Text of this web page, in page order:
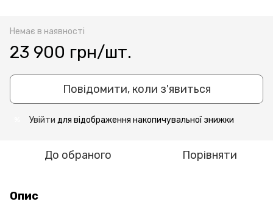
Немає в наявності
23 900 грн/шт.
Повідомити, коли з'явиться
Увійти для відображення накопичувальної знижки
До обраного Порівняти
Опис